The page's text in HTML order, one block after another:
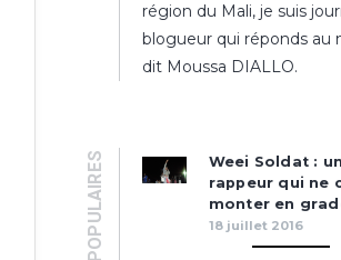
région du Mali, je suis
blogueur qui réponds au
dit Moussa DIALLO.
POPULAIRES
Weei Soldat :
rappeur qui ne
monter en
18 juillet 2016